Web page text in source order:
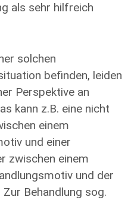
als sehr hilfreich
solchen
befinden, leiden
Perspektive an
kann z.B. eine nicht
einem
und einer
zwischen einem
und der
Behandlung sog.